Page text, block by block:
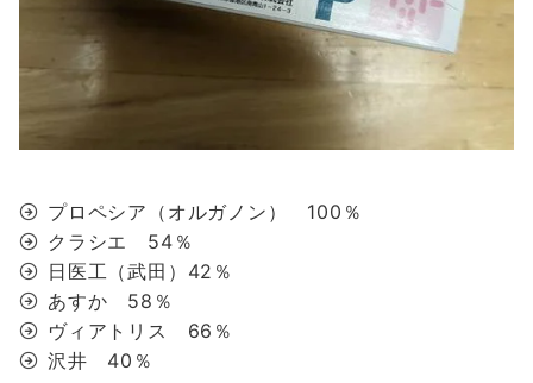
プロペシア（オルガノン） 100％
クラシエ 54％
日医工（武田）42％
あすか 58％
ヴィアトリス 66％
沢井 40％